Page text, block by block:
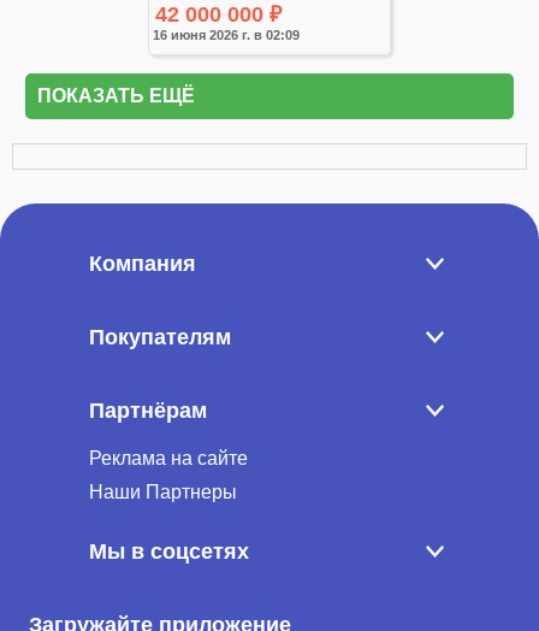
16 июня 2026 г. в 02:09
42 000 000 ₽
ПОКАЗАТЬ ЕЩЁ
Компания
Покупателям
Партнёрам
Реклама на сайте
Наши Партнеры
Мы в соцсетях
Загружайте приложение